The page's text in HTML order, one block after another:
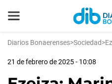
Diarios Bonaerenses>Sociedad>
21 de febrero de 2025 - 10:08